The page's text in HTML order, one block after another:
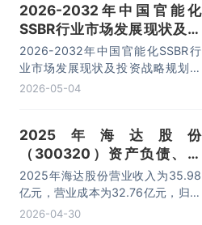
2026-2032年中国官能化
SSBR行业市场发展现状及投
资战略规划报告
2026-2032年中国官能化SSBR行
业市场发展现状及投资战略规划报
告，主要包括重点企业及竞争格局、
2026-05-04
2025年海达股份
（300320）资产负债、营
收、成本利润及主营产品（汽
车用产品、轨道交通用产品、
轻量化铝制品）数据统计
2025年海达股份营业收入为35.98
亿元，营业成本为32.76亿元，归母
公司净利润为2.32亿元，总资产为
2026-04-30